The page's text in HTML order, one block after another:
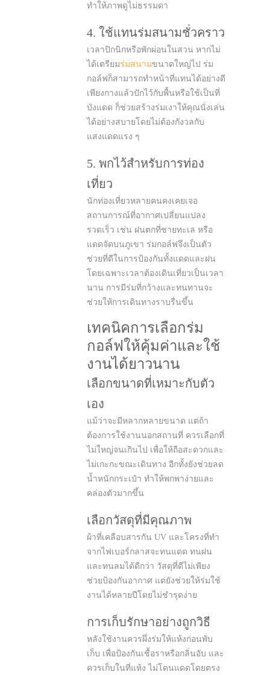
ทำให้ภาพดูไม่ธรรมดา
4. ใช้แทนร่มสนามชั่วคราว
เวลาปิกนิกหรือพักผ่อนในสวน หากไม่
ได้เตรียมร่มสนามขนาดใหญ่ไป ร่ม
กอล์ฟก็สามารถทำหน้าที่แทนได้อย่างดี
เพียงกางแล้วปักไว้กับพื้นหรือใช้เป็นที่
บังแดด ก็ช่วยสร้างร่มเงาให้คุณนั่งเล่น
ได้อย่างสบายโดยไม่ต้องกังวลกับ
แสงแดดแรง ๆ
5. พกไว้สำหรับการท่อง
เที่ยว
นักท่องเที่ยวหลายคนคงเคยเจอ
สถานการณ์ที่อากาศเปลี่ยนแปลง
รวดเร็ว เช่น ฝนตกที่ชายทะเล หรือ
แดดจัดบนภูเขา ร่มกอล์ฟจึงเป็นตัว
ช่วยที่ดีในการป้องกันทั้งแดดและฝน
โดยเฉพาะเวลาต้องเดินเที่ยวเป็นเวลา
นาน การมีร่มที่กว้างและทนทานจะ
ช่วยให้การเดินทางราบรื่นขึ้น
เทคนิคการเลือกร่ม
กอล์ฟให้คุ้มค่าและใช้
งานได้ยาวนาน
เลือกขนาดที่เหมาะกับตัว
เอง
แม้ว่าจะมีหลากหลายขนาด แต่ถ้า
ต้องการใช้งานนอกสถานที่ ควรเลือกที่
ไม่ใหญ่จนเกินไป เพื่อให้ถือสะดวกและ
ไม่เกะกะขณะเดินทาง อีกทั้งยังช่วยลด
น้ำหนักกระเป๋า ทำให้พกพาง่ายและ
คล่องตัวมากขึ้น
เลือกวัสดุที่มีคุณภาพ
ผ้าที่เคลือบสารกัน UV และโครงที่ทำ
จากไฟเบอร์กลาสจะทนแดด ทนฝน
และทนลมได้ดีกว่า วัสดุที่ดีไม่เพียง
ช่วยป้องกันอากาศ แต่ยังช่วยให้ร่มใช้
งานได้หลายปีโดยไม่ชำรุดง่าย
การเก็บรักษาอย่างถูกวิธี
หลังใช้งานควรผึ่งร่มให้แห้งก่อนพับ
เก็บ เพื่อป้องกันเชื้อราหรือกลิ่นอับ และ
ควรเก็บในที่แห้ง ไม่โดนแดดโดยตรง